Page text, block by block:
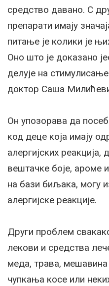
средство давано. С
препарати имају
питање је колики је
Оно што је доказано
делује на
доктор Саша
Он упозорава да
код деце која имају
алергијских
вештачке боје, ароме
на бази биљака, могу
алергијске реакције.
Други проблем
лекови и средства
меда, трава,
чупкања косе или